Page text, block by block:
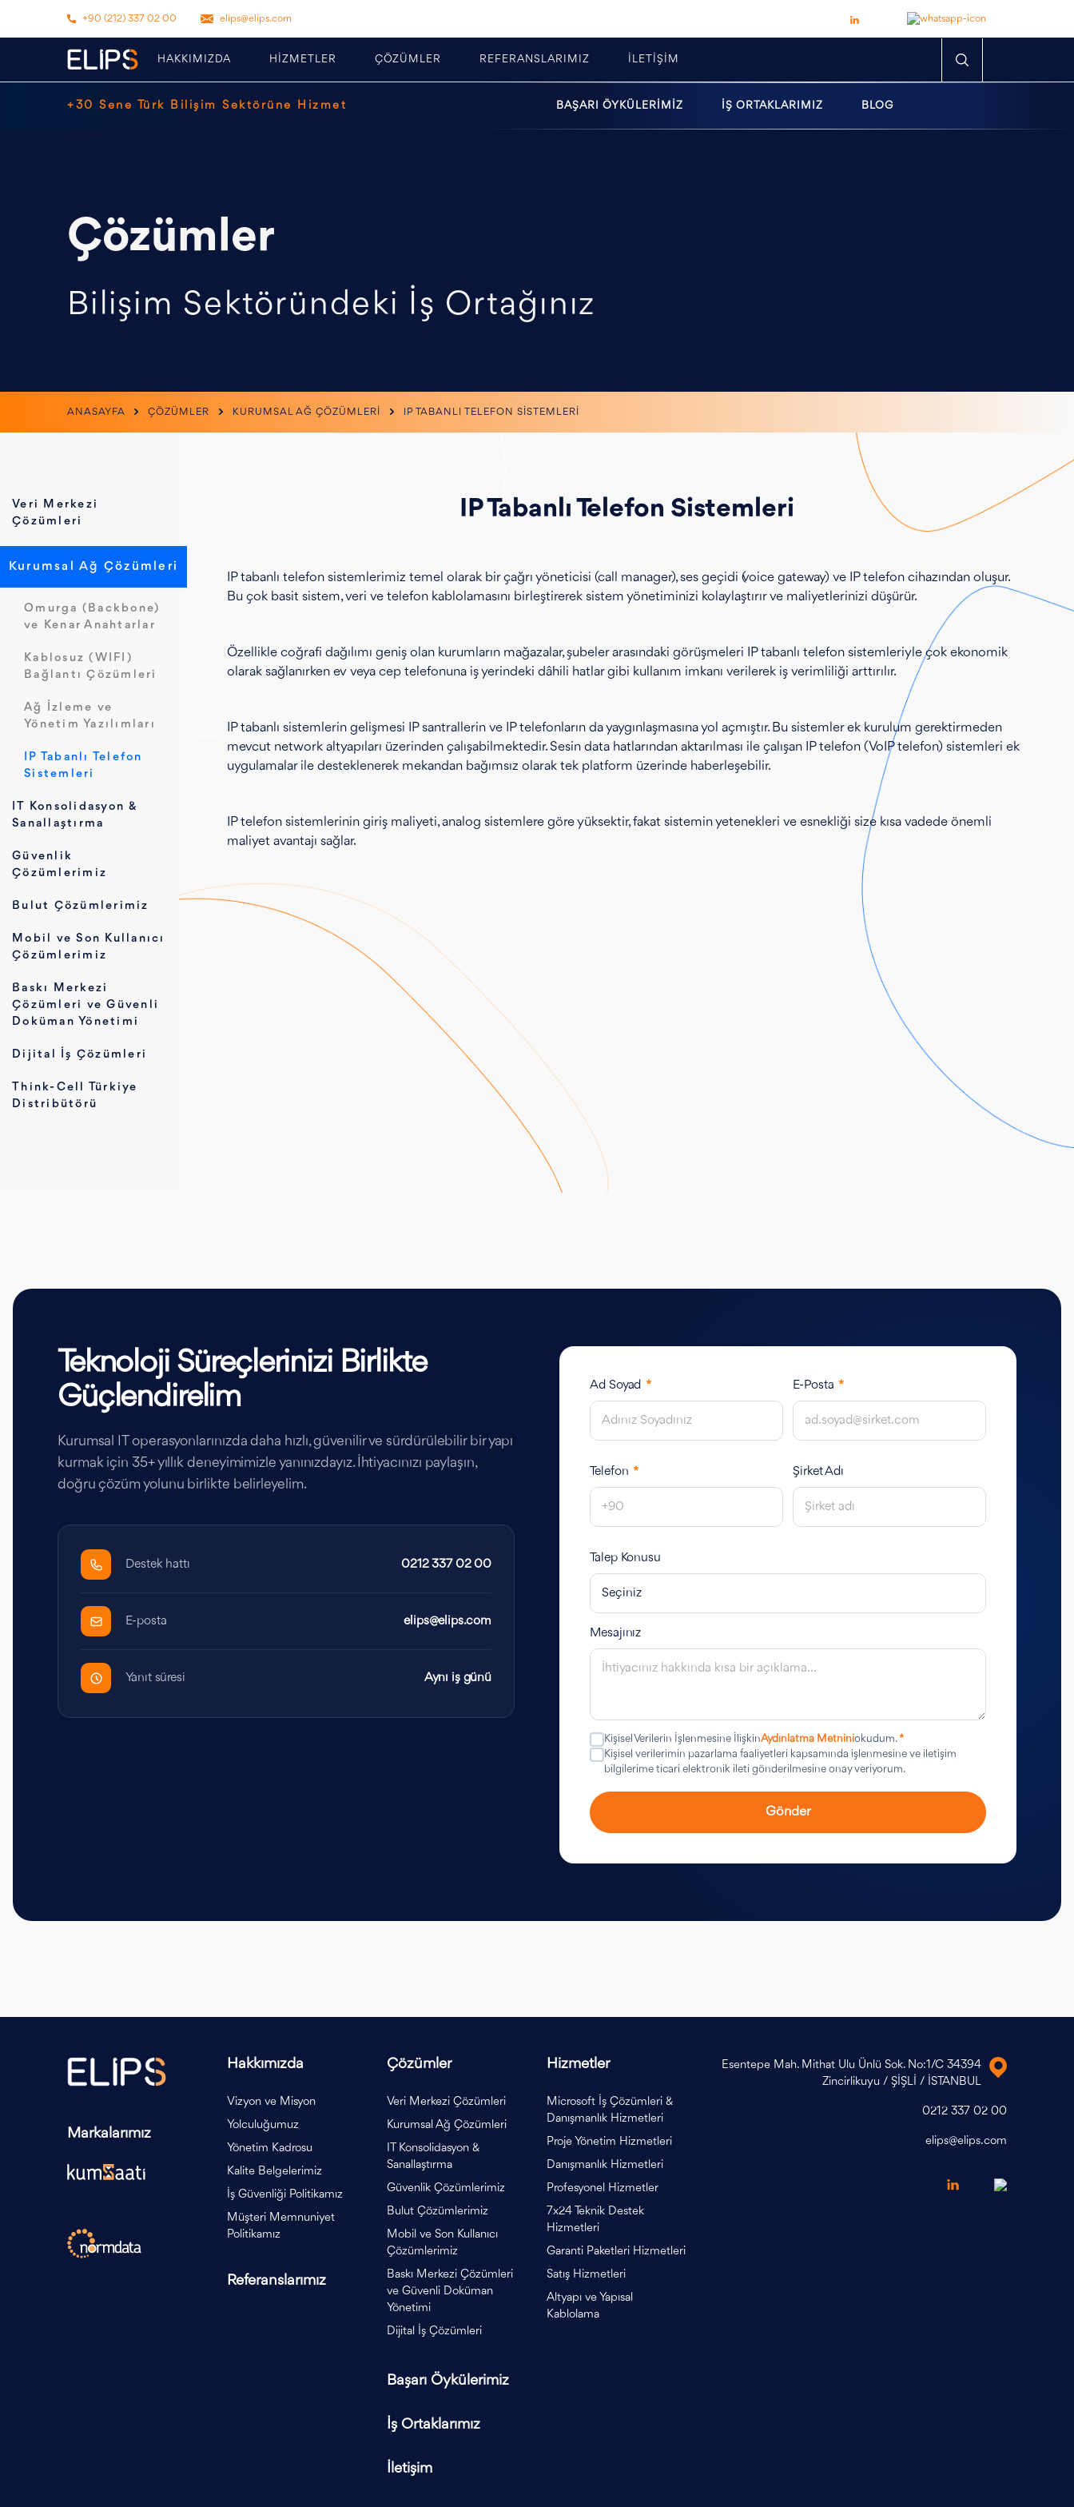
+90 (212) 337 02 00 elips@elips.com
HAKKIMIZDA HİZMETLER ÇÖZÜMLER REFERANSLARIMIZ İLETİŞİM
+30 Sene Türk Bilişim Sektörüne Hizmet BAŞARI ÖYKÜLERİMİZ İŞ ORTAKLARIMIZ BLOG
Çözümler
Bilişim Sektöründeki İş Ortağınız
ANASAYFA ÇÖZÜMLER KURUMSAL AĞ ÇÖZÜMLERİ IP TABANLI TELEFON SİSTEMLERİ
Veri Merkezi
Çözümleri
Kurumsal Ağ Çözümleri
Omurga (Backbone)
ve Kenar Anahtarlar
Kablosuz (WIFI)
Bağlantı Çözümleri
Ağ İzleme ve
Yönetim Yazılımları
IP Tabanlı Telefon
Sistemleri
IT Konsolidasyon &
Sanallaştırma
Güvenlik
Çözümlerimiz
Bulut Çözümlerimiz
Mobil ve Son Kullanıcı
Çözümlerimiz
Baskı Merkezi
Çözümleri ve Güvenli
Doküman Yönetimi
Dijital İş Çözümleri
Think-Cell Türkiye
Distribütörü
IP Tabanlı Telefon Sistemleri
IP tabanlı telefon sistemlerimiz temel olarak bir çağrı yöneticisi (call manager), ses geçidi (voice gateway) ve IP telefon cihazından oluşur.
Bu çok basit sistem, veri ve telefon kablolamasını birleştirerek sistem yönetiminizi kolaylaştırır ve maliyetlerinizi düşürür.
Özellikle coğrafi dağılımı geniş olan kurumların mağazalar, şubeler arasındaki görüşmeleri IP tabanlı telefon sistemleriyle çok ekonomik
olarak sağlanırken ev veya cep telefonuna iş yerindeki dâhili hatlar gibi kullanım imkanı verilerek iş verimliliği arttırılır.
IP tabanlı sistemlerin gelişmesi IP santrallerin ve IP telefonların da yaygınlaşmasına yol açmıştır. Bu sistemler ek kurulum gerektirmeden
mevcut network altyapıları üzerinden çalışabilmektedir. Sesin data hatlarından aktarılması ile çalışan IP telefon (VoIP telefon) sistemleri ek
uygulamalar ile desteklenerek mekandan bağımsız olarak tek platform üzerinde haberleşebilir.
IP telefon sistemlerinin giriş maliyeti, analog sistemlere göre yüksektir, fakat sistemin yetenekleri ve esnekliği size kısa vadede önemli
maliyet avantajı sağlar.
Teknoloji Süreçlerinizi Birlikte
Güçlendirelim
Kurumsal IT operasyonlarınızda daha hızlı, güvenilir ve sürdürülebilir bir yapı
kurmak için 35+ yıllık deneyimimizle yanınızdayız. İhtiyacınızı paylaşın,
doğru çözüm yolunu birlikte belirleyelim.
Destek hattı 0212 337 02 00
E-posta elips@elips.com
Yanıt süresi Aynı iş günü
Ad Soyad * E-Posta *
Telefon * Şirket Adı
Talep Konusu
Mesajınız
Kişisel Verilerin İşlenmesine İlişkinAydınlatma Metniniokudum.*
Kişisel verilerimin pazarlama faaliyetleri kapsamında işlenmesine ve iletişim
bilgilerime ticari elektronik ileti gönderilmesine onay veriyorum.
Gönder
Markalarımız
Hakkımızda
Vizyon ve Misyon
Yolculuğumuz
Yönetim Kadrosu
Kalite Belgelerimiz
İş Güvenliği Politikamız
Müşteri Memnuniyet
Politikamız
Referanslarımız
Çözümler
Veri Merkezi Çözümleri
Kurumsal Ağ Çözümleri
IT Konsolidasyon &
Sanallaştırma
Güvenlik Çözümlerimiz
Bulut Çözümlerimiz
Mobil ve Son Kullanıcı
Çözümlerimiz
Baskı Merkezi Çözümleri
ve Güvenli Doküman
Yönetimi
Dijital İş Çözümleri
Başarı Öykülerimiz
İş Ortaklarımız
İletişim
Hizmetler
Microsoft İş Çözümleri &
Danışmanlık Hizmetleri
Proje Yönetim Hizmetleri
Danışmanlık Hizmetleri
Profesyonel Hizmetler
7x24 Teknik Destek
Hizmetleri
Garanti Paketleri Hizmetleri
Satış Hizmetleri
Altyapı ve Yapısal
Kablolama
Esentepe Mah. Mithat Ulu Ünlü Sok. No:1/C 34394
Zincirlikuyu / ŞİŞLİ / İSTANBUL
0212 337 02 00
elips@elips.com